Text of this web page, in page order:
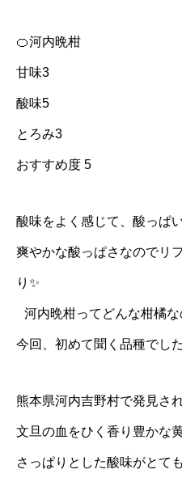
🍊河内晩柑
甘味3
酸味5
とろみ3
おすすめ度 5
酸味をよく感じて、酸っぱ
爽やかな酸っぱさなのでリ
り✨
河内晩柑ってどんな柑橘な
今回、初めて聞く品種でし
熊本県河内吉野村で発見され
文旦の血をひく香り豊かな
さっぱりとした酸味がとて